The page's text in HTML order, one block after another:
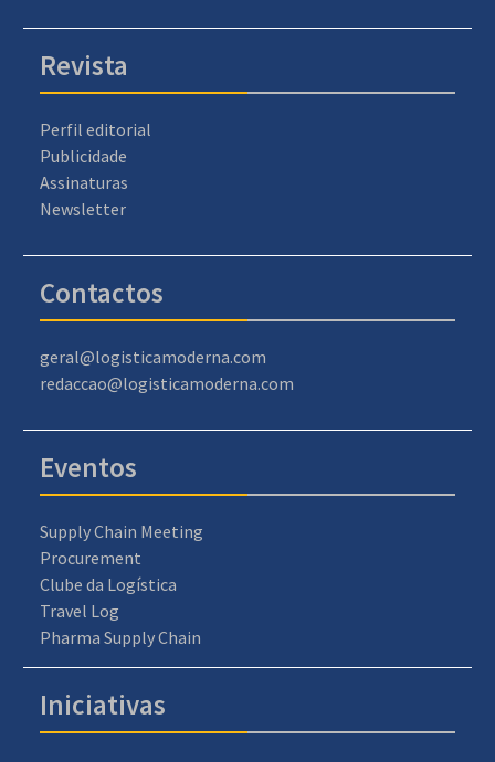
Revista
Perfil editorial
Publicidade
Assinaturas
Newsletter
Contactos
geral@logisticamoderna.com
redaccao@logisticamoderna.com
Eventos
Supply Chain Meeting
Procurement
Clube da Logística
Travel Log
Pharma Supply Chain
Iniciativas